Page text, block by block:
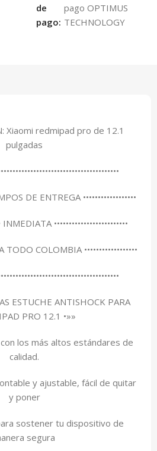
de
pago:
Xiaomi redmipad pro de 12.1
pulgadas
DE ENTREGA ••••••••••••••••••
INMEDIATA •••••••••••••••••••••••••
TODO COLOMBIA ••••••••••••••••••
ESTUCHE ANTISHOCK PARA
PRO 12.1 •»»
los más altos estándares de
calidad.
y ajustable, fácil de quitar
y poner
sostener tu dispositivo de
segura